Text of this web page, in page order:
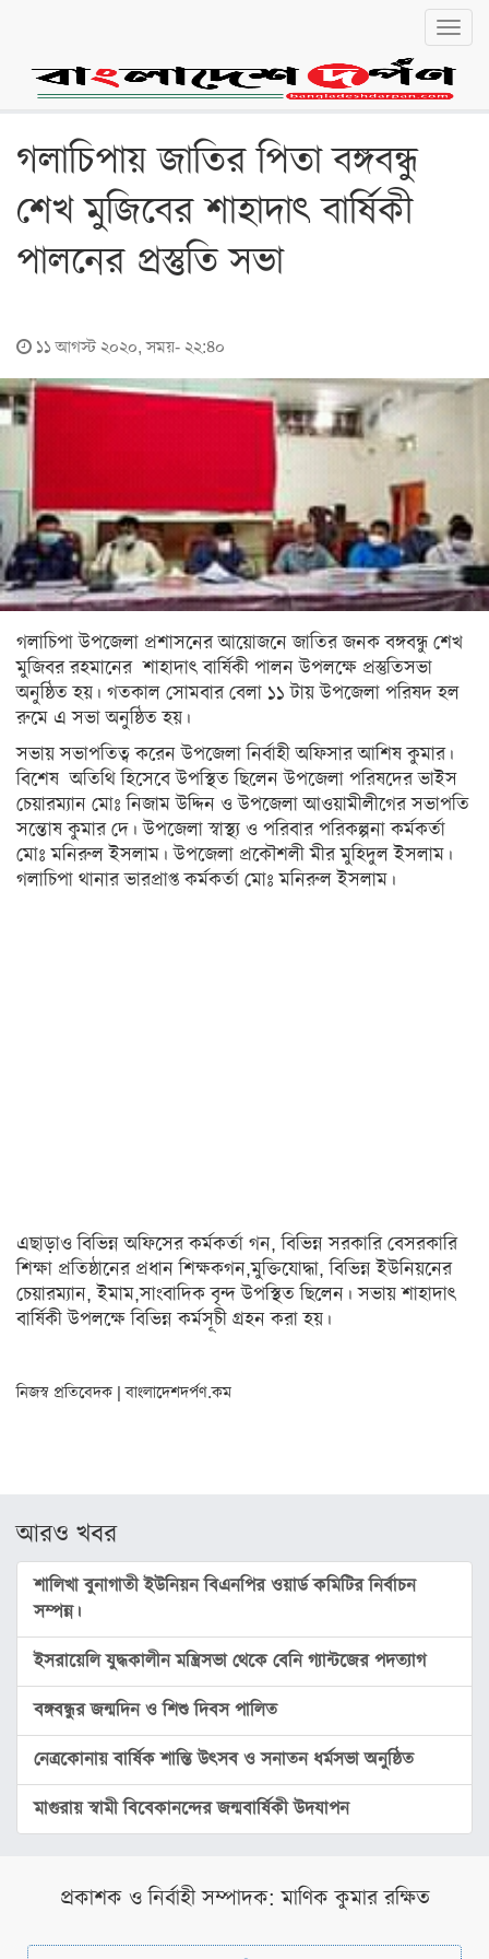
রাজনীতি
অর্থনীতি
চট্টগ্রাম
বরিশাল
সিলেট
ময়মনসিংহ
রাজশাহী
রংপুর
বিদেশ
ভারত
আমেরিকা
ইউরোপ
মধ্যপ্রাচ্য
এশিয়া
চলচ্চিত্র
টেলিভিশন
অন্তর্জাল
রূপচর্চা
রসনাবিলাস
সম্পর্ক
ফ্যাশন
ইয়োগা
ফিচার
ও
সংস্কৃতি
অন্যরকম
ইতিহাস
বাংলা English
গলাচিপায় জাতির পিতা বঙ্গবন্ধু
শেখ মুজিবের শাহাদাৎ বার্ষিকী
পালনের প্রস্তুতি সভা
১১ আগস্ট ২০২০, সময়- ২২:৪০
গলাচিপা উপজেলা প্রশাসনের আয়োজনে জাতির জনক বঙ্গবন্ধু শেখ
মুজিবর রহমানের শাহাদাৎ বার্ষিকী পালন উপলক্ষে প্রস্তুতিসভা
অনুষ্ঠিত হয়। গতকাল সোমবার বেলা ১১ টায় উপজেলা পরিষদ হল
রুমে এ সভা অনুষ্ঠিত হয়।
সভায় সভাপতিত্ব করেন উপজেলা নির্বাহী অফিসার আশিষ কুমার।
বিশেষ অতিথি হিসেবে উপস্থিত ছিলেন উপজেলা পরিষদের ভাইস
চেয়ারম্যান মোঃ নিজাম উদ্দিন ও উপজেলা আওয়ামীলীগের সভাপতি
সন্তোষ কুমার দে। উপজেলা স্বাস্থ্য ও পরিবার পরিকল্পনা কর্মকর্তা
মোঃ মনিরুল ইসলাম। উপজেলা প্রকৌশলী মীর মুহিদুল ইসলাম।
গলাচিপা থানার ভারপ্রাপ্ত কর্মকর্তা মোঃ মনিরুল ইসলাম।
এছাড়াও বিভিন্ন অফিসের কর্মকর্তা গন, বিভিন্ন সরকারি বেসরকারি
শিক্ষা প্রতিষ্ঠানের প্রধান শিক্ষকগন,মুক্তিযোদ্ধা, বিভিন্ন ইউনিয়নের
চেয়ারম্যান, ইমাম,সাংবাদিক বৃন্দ উপস্থিত ছিলেন। সভায় শাহাদাৎ
বার্ষিকী উপলক্ষে বিভিন্ন কর্মসূচী গ্রহন করা হয়।
নিজস্ব প্রতিবেদক | বাংলাদেশদর্পণ.কম
আরও খবর
শালিখা বুনাগাতী ইউনিয়ন বিএনপির ওয়ার্ড কমিটির নির্বাচন
সম্পন্ন।
ইসরায়েলি যুদ্ধকালীন মন্ত্রিসভা থেকে বেনি গ্যান্টজের পদত্যাগ
বঙ্গবন্ধুর জন্মদিন ও শিশু দিবস পালিত
নেত্রকোনায় বার্ষিক শান্তি উৎসব ও সনাতন ধর্মসভা অনুষ্ঠিত
মাগুরায় স্বামী বিবেকানন্দের জন্মবার্ষিকী উদযাপন
প্রকাশক ও নির্বাহী সম্পাদক: মাণিক কুমার রক্ষিত